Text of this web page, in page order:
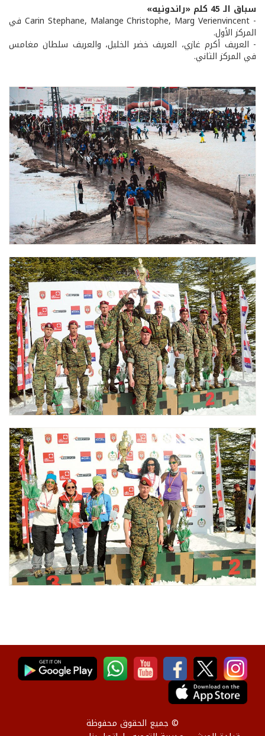
سباق الـ 45 كلم «راندونيه»
- Carin Stephane, Malange Christophe, Marg Verienvincent في
المركز الأول.
- العريف أكرم غازي، العريف خضر الخليل، والعريف سلطان مغامس
في المركز الثاني.
© جميع الحقوق محفوظة